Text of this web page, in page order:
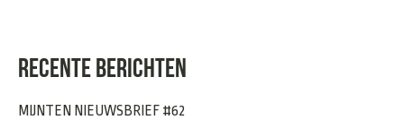
RECENTE BERICHTEN
MIJNTEN NIEUWSBRIEF #62